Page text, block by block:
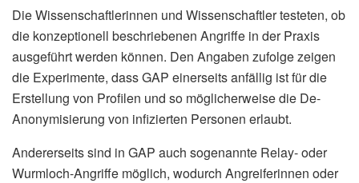
Die Wissenschaftlerinnen und Wissenschaftler testeten, ob
die konzeptionell beschriebenen Angriffe in der Praxis
ausgeführt werden können. Den Angaben zufolge zeigen
die Experimente, dass GAP einerseits anfällig ist für die
Erstellung von Profilen und so möglicherweise die De-
Anonymisierung von infizierten Personen erlaubt.
Andererseits sind in GAP auch sogenannte Relay- oder
Wurmloch-Angriffe möglich, wodurch Angreiferinnen oder